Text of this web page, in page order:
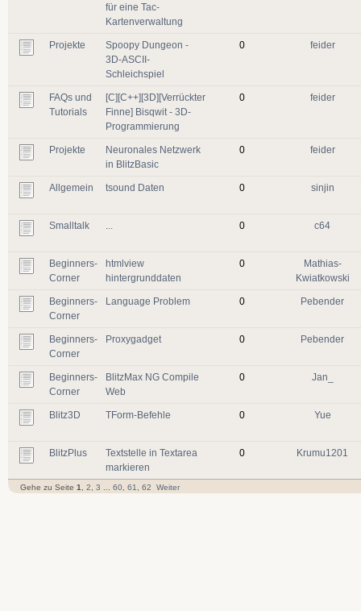
für eine Tac-
Kartenverwaltung
Projekte
Spoopy Dungeon -
3D-ASCII-
Schleichspiel
0 feider
FAQs und
Tutorials
[C][C++][3D][Verrückter
Finne] Bisqwit - 3D-
Programmierung
0 feider
Projekte
Neuronales Netzwerk
in BlitzBasic
0 feider
Allgemein tsound Daten 0 sinjin
Smalltalk 0 c64
Beginners-
Corner
htmlview
hintergrunddaten
0
Mathias-
Kwiatkowski
Beginners-
Corner
Language Problem 0 Pebender
Beginners-
Corner
Proxygadget 0 Pebender
Beginners-
Corner
BlitzMax NG Compile
Web
0 Jan_
Blitz3D TForm-Befehle 0 Yue
BlitzPlus
Textstelle in Textarea
markieren
0 Krumu1201
Gehe zu Seite 1 2 3 60 61 62 Weiter